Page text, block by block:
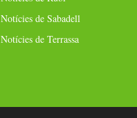
Notícies de Sabadell
Notícies de Terrassa